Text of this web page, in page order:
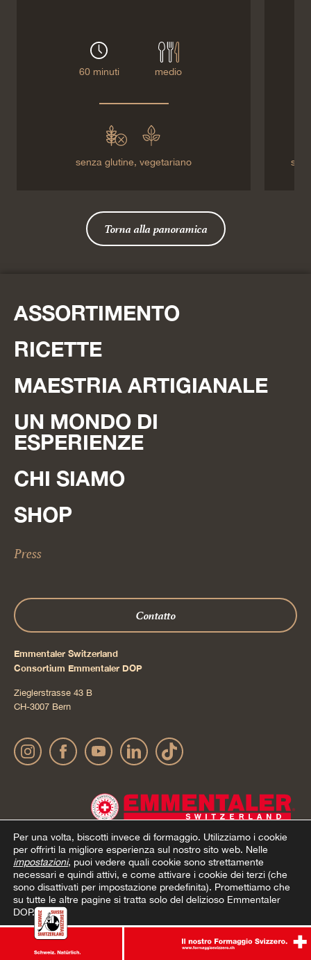
60 minuti medio
senza glutine, vegetariano
Torna alla panoramica
ASSORTIMENTO
RICETTE
MAESTRIA ARTIGIANALE
UN MONDO DI
ESPERIENZE
CHI SIAMO
SHOP
Press
Contatto
Emmentaler Switzerland
Consortium Emmentaler DOP
Zieglerstrasse 43 B
CH-3007 Bern
© 2022 Emmentaler AOP | Impressum Dichiarazione sulla protezione dei dati
personali|Condizioni generali di contratto Onlineshop|Cookie – Spiegazione
Per una volta, biscotti invece di formaggio. Utilizziamo i cookie
per offrirti la migliore esperienza sul nostro sito web. Nelle
impostazioni, puoi vedere quali cookie sono strettamente
necessari e quindi attivi, e come attivare i cookie dei terzi (che
sono disattivati per impostazione predefinita). Promettiamo che
su tutte le altre pagine si tratta solo del delizioso Emmentaler
DOP.
Accetto